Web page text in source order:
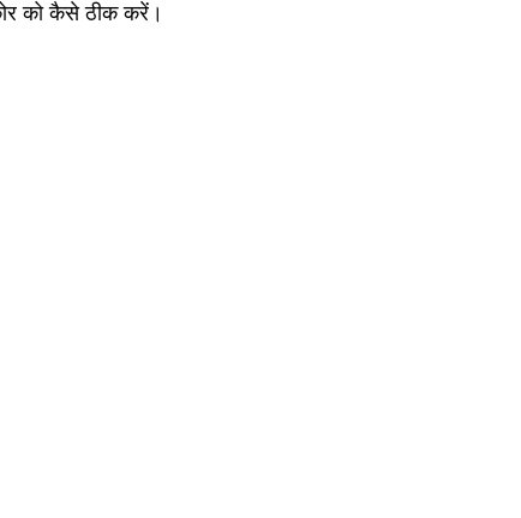
को कैसे ठीक करें।